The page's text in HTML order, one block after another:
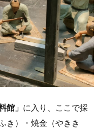
館」 に入り、ここで採
き）・焼金（やきき